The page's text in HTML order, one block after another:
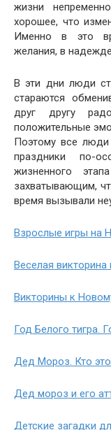
жизни
хорошее, что
Именно в это
желания, в
В эти дни люди
стараются
друг другу
положительные
Поэтому все люди
праздники по-
жизненного
захватывающим,
время вызывали
Взрослые игры на
Веселая
Викторины к
Год Белого тигра.
Дед Мороз. Кто
Дед мороз и его
Детские загадки